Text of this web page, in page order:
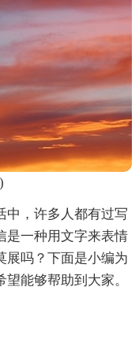
中，许多人都有过写
是一种用文字来表情
展吗？下面是小编为
能够帮助到大家。